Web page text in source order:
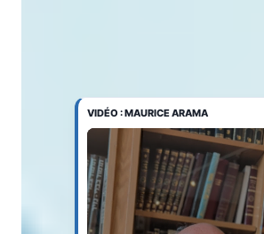
VIDÉO : MAURICE ARAMA